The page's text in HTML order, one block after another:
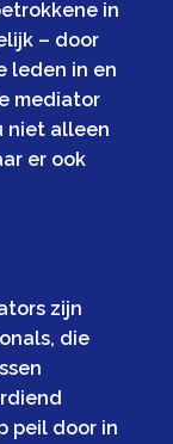
in
– door
leden in en
mediator
niet alleen
er ook
zijn
die
peil door in